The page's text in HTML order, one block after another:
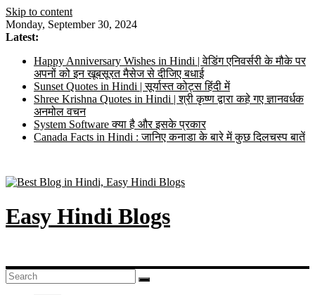
Skip to content
Monday, September 30, 2024
Latest:
Happy Anniversary Wishes in Hindi | वेडिंग एनिवर्सरी के मौके पर
अपनों को इन खूबसूरत मैसेज से दीजिए बधाई
Sunset Quotes in Hindi | सूर्यास्त कोट्स हिंदी में
Shree Krishna Quotes in Hindi | श्री कृष्ण द्वारा कहे गए ज्ञानवर्धक
अनमोल वचन
System Software क्या है और इसके प्रकार
Canada Facts in Hindi : जानिए कनाडा के बारे में कुछ दिलचस्प बातें
Easy Hindi Blogs